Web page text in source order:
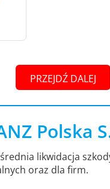
PRZEJDŹ DALEJ
Polska
likwidacja
oraz dla firm.